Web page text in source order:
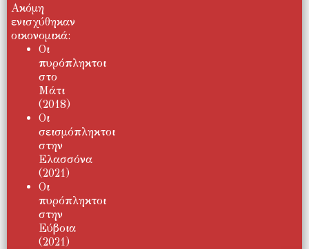
Ακόμη
ενισχύθηκαν
οικονομικά:
Οι
πυρόπληκτοι
στο
Μάτι
(2018)
Οι
σεισμόπληκτοι
στην
Ελασσόνα
(2021)
Οι
πυρόπληκτοι
στην
Εύβοια
(2021)